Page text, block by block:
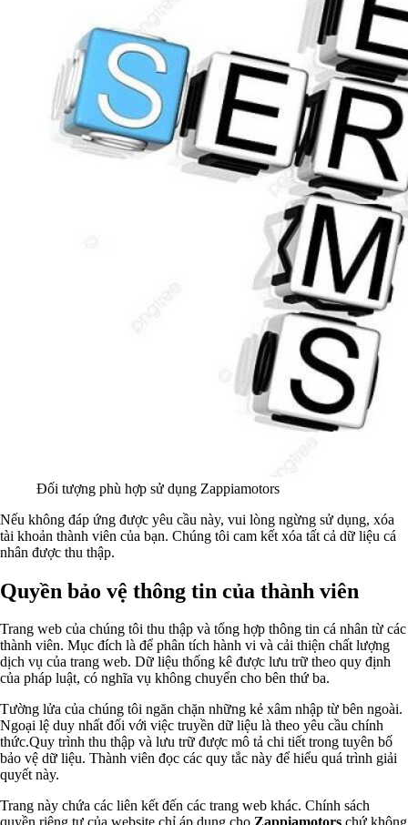
Đối tượng phù hợp sử dụng Zappiamotors
Nếu không đáp ứng được yêu cầu này, vui lòng ngừng sử dụng, xóa
tài khoản thành viên của bạn. Chúng tôi cam kết xóa tất cả dữ liệu cá
nhân được thu thập.
Quyền bảo vệ thông tin của thành viên
Trang web của chúng tôi thu thập và tổng hợp thông tin cá nhân từ các
thành viên. Mục đích là để phân tích hành vi và cải thiện chất lượng
dịch vụ của trang web. Dữ liệu thống kê được lưu trữ theo quy định
của pháp luật, có nghĩa vụ không chuyển cho bên thứ ba.
Tường lửa của chúng tôi ngăn chặn những kẻ xâm nhập từ bên ngoài.
Ngoại lệ duy nhất đối với việc truyền dữ liệu là theo yêu cầu chính
thức.Quy trình thu thập và lưu trữ được mô tả chi tiết trong tuyên bố
bảo vệ dữ liệu. Thành viên đọc các quy tắc này để hiểu quá trình giải
quyết này.
Trang này chứa các liên kết đến các trang web khác. Chính sách